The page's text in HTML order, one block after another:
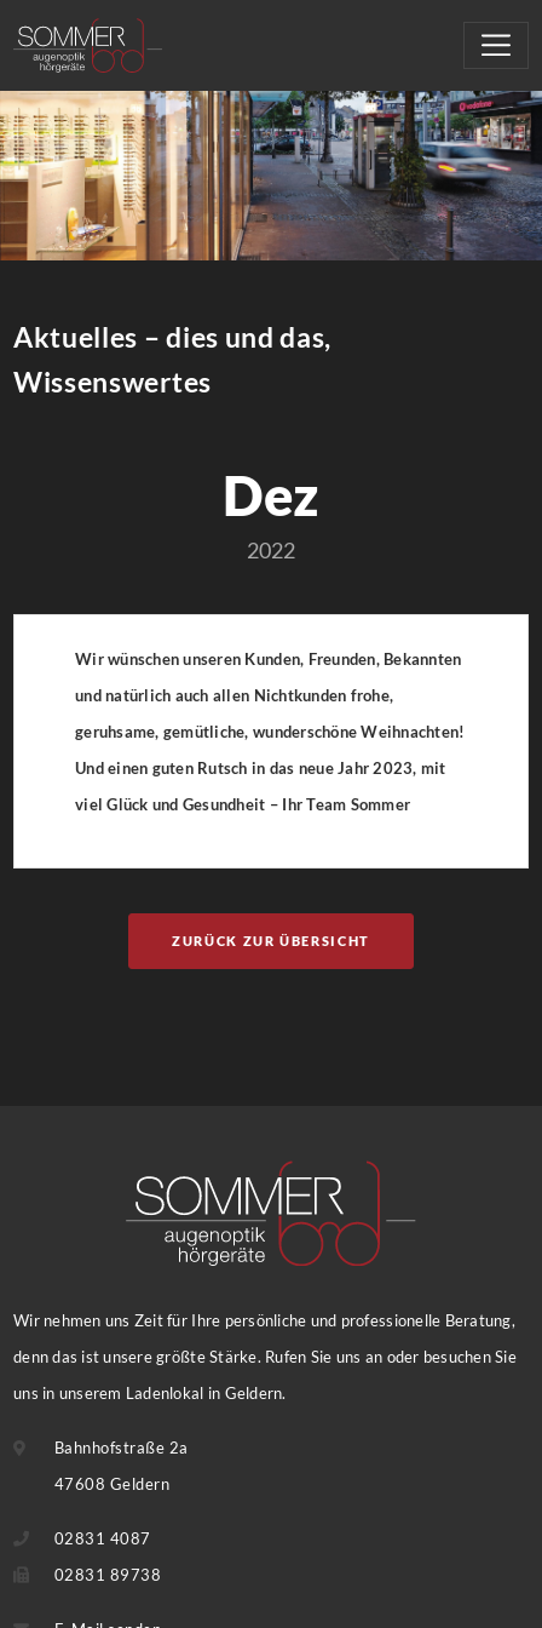
Aktuelles – dies und das,
Wissenswertes
Dez
2022
Wir wünschen unseren Kunden, Freunden, Bekannten
und natürlich auch allen Nichtkunden frohe,
geruhsame, gemütliche, wunderschöne Weihnachten!
Und einen guten Rutsch in das neue Jahr 2023, mit
viel Glück und Gesundheit – Ihr Team Sommer
ZURÜCK ZUR ÜBERSICHT
Wir nehmen uns Zeit für Ihre persönliche und professionelle Beratung,
denn das ist unsere größte Stärke. Rufen Sie uns an oder besuchen Sie
uns in unserem Ladenlokal in Geldern.
Bahnhofstraße 2a
47608 Geldern
02831 4087
02831 89738